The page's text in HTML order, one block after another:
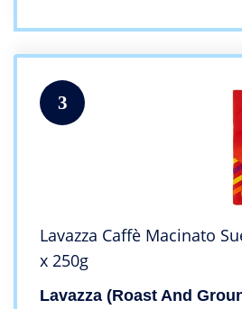
3
Lavazza Caffè Macinato
x 250g
Lavazza (Roast And